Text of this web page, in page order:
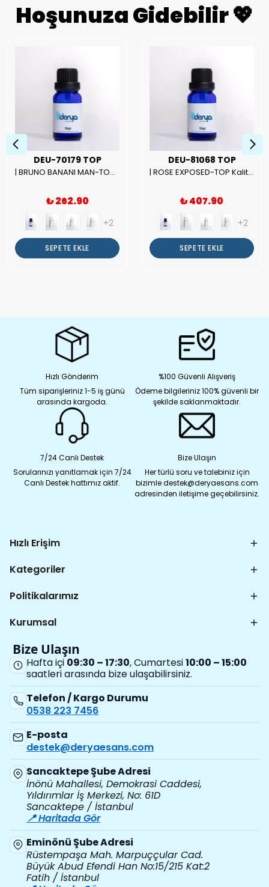
Hoşunuza Gidebilir 💖
DEU-70179 TOP
| BRUNO BANANI MAN-TOP Kalite Erkek Parfüm Esansı.|
₺ 262.90
+2
SEPETE EKLE
DEU-81068 TOP
| ROSE EXPOSED-TOP Kalite Unısex Parfüm Esansı.|
₺ 407.90
+2
SEPETE EKLE
Hızlı Gönderim
Tüm siparişleriniz 1-5 iş günü
arasında kargoda.
%100 Güvenli Alışveriş
Ödeme bilgileriniz 100% güvenli bir
şekilde saklanmaktadır.
7/24 Canlı Destek
Sorularınızı yanıtlamak için 7/24
Canlı Destek hattımız aktif.
Bize Ulaşın
Her türlü soru ve talebiniz için
bizimle destek@deryaesans.com
adresinden iletişime geçebilirsiniz.
Hızlı Erişim
Kategoriler
Politikalarımız
Kurumsal
Bize Ulaşın
Hafta içi 09:30 – 17:30, Cumartesi10:00 – 15:00
saatleri arasında bize ulaşabilirsiniz.
Telefon / Kargo Durumu
0538 223 7456
E-posta
destek@deryaesans.com
Sancaktepe Şube Adresi
İnönü Mahallesi, Demokrasi Caddesi,
Yıldırımlar İş Merkezi, No: 61D
Sancaktepe / İstanbul
📍 Haritada Gör
Eminönü Şube Adresi
Rüstempaşa Mah. Marpuççular Cad.
Büyük Abud Efendi Han No:15/215 Kat:2
Fatih / İstanbul